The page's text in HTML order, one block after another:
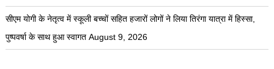
सीएम योगी के नेतृत्व में स्कूली बच्चों सहित हजारों लोगों ने लिया तिरंगा यात्रा में हिस्सा,
पुष्पवर्षा के साथ हुआ स्वागत August 9, 2026